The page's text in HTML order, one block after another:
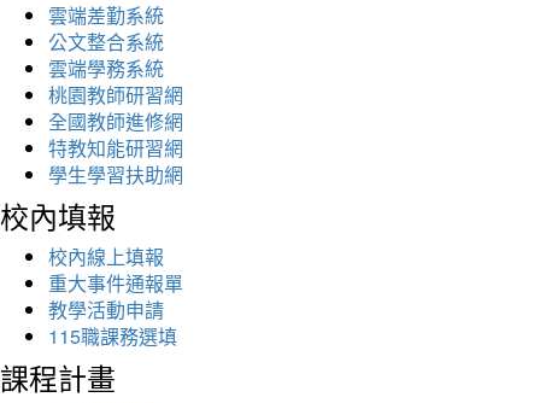
雲端差勤系統
公文整合系統
雲端學務系統
桃園教師研習網
全國教師進修網
特教知能研習網
學生學習扶助網
校內填報
校內線上填報
重大事件通報單
教學活動申請
115職課務選填
課程計畫